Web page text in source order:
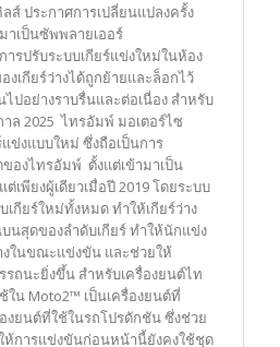
ส์ ประกาศการเปลี่ยนแปลงครั้ง
าเป็นซัพพลายเออร์
ารปรับระบบเกียร์แข่งใหม่ในห้อง
เกียร์ว่างได้ถูกย้ายและล็อกไว้
ไปอย่างราบรื่นและต่อเนื่อง สำหรับ
ล 2025 ไทรอัมพ์ มอเตอร์ไซ
แข่งแบบใหม่ ซึ่งถือเป็นการ
องไทรอัมพ์ ตั้งแต่เข้ามาเป็น
เพียงผู้เดียวเมื่อปี 2019 โดยระบบ
กียร์ใหม่ทั้งหมด ทำให้เกียร์ว่าง
นสุดของลำดับเกียร์ ทำให้นักแข่ง
งในขณะแข่งขัน และช่วยให้
รถนะยิ่งขึ้น สำหรับเครื่องยนต์ไท
น Moto2™ เป็นเครื่องยนต์ที่
ยนต์ที่ใช้ในรถโปรดักชัน ซึ่งช่วย
การแข่งขันก่อนหน้านี้ยังคงใช้ชุด